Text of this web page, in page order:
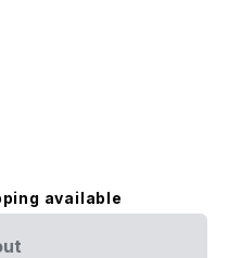
available